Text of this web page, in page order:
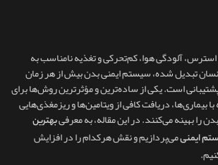
آلودگی هوا، کم‌تحرکی و تغذیه نامناسب به
تبدیل شده، سیستم ایمنی بدن بیش از هر زمان
است. یکی از ساده‌ترین و مؤثرترین روش‌ها برای
بیماری‌ها، دریافت کافی از ویتامین‌ها و ریزمغذی‌هایی
را بهینه می‌کنند. در این مقاله، به معرفیبهترین
ایمنیمی‌پردازیم و نقش هرکدام را در افزایش